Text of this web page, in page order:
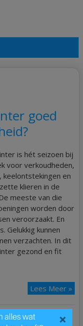
goed
is hét seizoen bij
voor verkoudheden,
keelontstekingen en
klieren in de
meeste van die
worden door
veroorzaakt. En
Gelukkig kunnen
verzachten. In dit
gezond en fit
Lees Meer »
×